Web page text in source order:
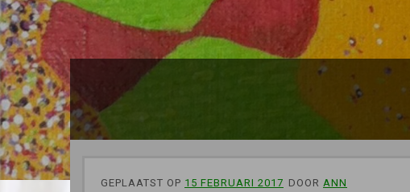
GEPLAATST OP 15 FEBRUARI 2017 DOOR ANN